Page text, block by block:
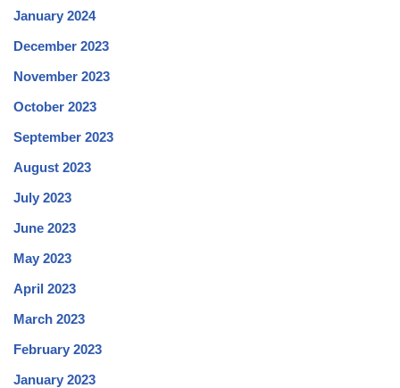
January 2024
December 2023
November 2023
October 2023
September 2023
August 2023
July 2023
June 2023
May 2023
April 2023
March 2023
February 2023
January 2023